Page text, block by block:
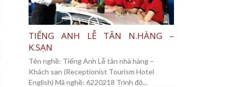
TIẾNG ANH LỄ TÂN N.HÀNG –
K.SẠN
Tên nghề: Tiếng Anh Lễ tân nhà hàng –
Khách sạn (Receptionist Tourism Hotel
English) Mã nghề: 6220218 Trình độ...